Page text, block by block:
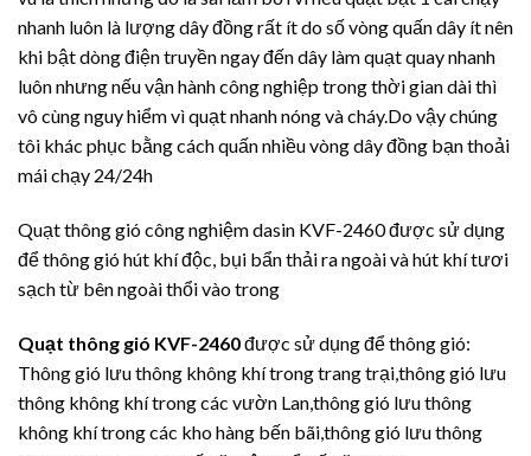
nhanh luôn là lượng dây đồng rất ít do số vòng quấn dây ít nên
khi bật dòng điện truyền ngay đến dây làm quạt quay nhanh
luôn nhưng nếu vận hành công nghiệp trong thời gian dài thì
vô cùng nguy hiểm vì quạt nhanh nóng và cháy.Do vậy chúng
tôi khác phục bằng cách quấn nhiều vòng dây đồng bạn thoải
mái chạy 24/24h
Quạt thông gió công nghiệm dasin KVF-2460 được sử dụng
để thông gió hút khí độc, bụi bẩn thải ra ngoài và hút khí tươi
sạch từ bên ngoài thổi vào trong
Quạt thông gió KVF-2460được sử dụng để thông gió:
Thông gió lưu thông không khí trong trang trại,thông gió lưu
thông không khí trong các vườn Lan,thông gió lưu thông
không khí trong các kho hàng bến bãi,thông gió lưu thông